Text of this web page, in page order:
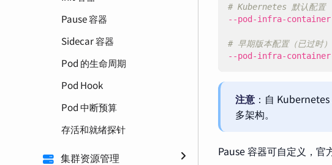
Pause 容器
Sidecar 容器
Pod 的生命周期
Pod Hook
Pod 中断预算
存活和就绪探针
集群资源管理
# Kubernetes 默认配置
--pod-infra-
# 早期版本配置（已过时）
--pod-infra-
注意 ：自
多架构。
Pause 容器可自定义，官